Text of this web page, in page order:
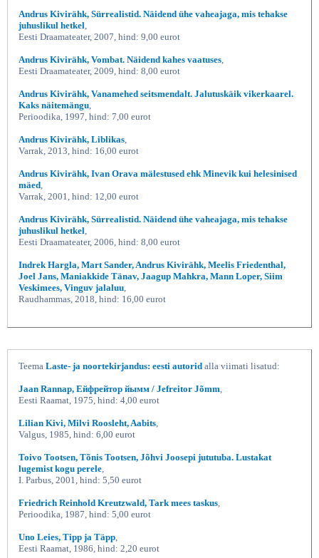
Andrus Kivirähk, Sürrealistid. Näidend ühe vaheajaga, mis tehakse
juhuslikul hetkel,
Eesti Draamateater, 2007, hind: 9,00 eurot
Andrus Kivirähk, Vombat. Näidend kahes vaatuses,
Eesti Draamateater, 2009, hind: 8,00 eurot
Andrus Kivirähk, Vanamehed seitsmendalt. Jalutuskäik vikerkaarel.
Kaks näitemängu,
Perioodika, 1997, hind: 7,00 eurot
Andrus Kivirähk, Liblikas,
Varrak, 2013, hind: 16,00 eurot
Andrus Kivirähk, Ivan Orava mälestused ehk Minevik kui helesinised
mäed,
Varrak, 2001, hind: 12,00 eurot
Andrus Kivirähk, Sürrealistid. Näidend ühe vaheajaga, mis tehakse
juhuslikul hetkel,
Eesti Draamateater, 2006, hind: 8,00 eurot
Indrek Hargla, Mart Sander, Andrus Kivirähk, Meelis Friedenthal,
Joel Jans, Maniakkide Tänav, Jaagup Mahkra, Mann Loper, Siim
Veskimees, Vinguv jalaluu,
Raudhammas, 2018, hind: 16,00 eurot
Teema Laste- ja noortekirjandus: eesti autorid alla viimati lisatud:
Jaan Rannap, Ейфрейтор йымм / Jefreitor Jõmm,
Eesti Raamat, 1975, hind: 4,00 eurot
Lilian Kivi, Milvi Roosleht, Aabits,
Valgus, 1985, hind: 6,00 eurot
Toivo Tootsen, Tõnis Tootsen, Jõhvi Joosepi jututuba. Lustakat
lugemist kogu perele,
I. Parbus, 2001, hind: 5,50 eurot
Friedrich Reinhold Kreutzwald, Tark mees taskus,
Perioodika, 1987, hind: 5,00 eurot
Uno Leies, Tipp ja Täpp,
Eesti Raamat, 1986, hind: 2,20 eurot